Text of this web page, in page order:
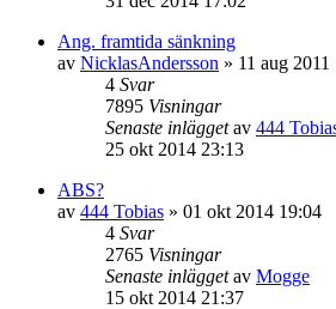
Ang. framtida sänkning
av NicklasAndersson » 11 aug 2011
4 Svar
7895 Visningar
Senaste inläggetav 444
25 okt 2014 23:13
ABS?
av 444 Tobias » 01 okt 2014 19:04
4 Svar
2765 Visningar
Senaste inläggetav Mogge
15 okt 2014 21:37